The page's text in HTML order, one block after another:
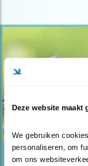
Deze website maakt
We gebruiken
personaliseren, om
om ons
Blog